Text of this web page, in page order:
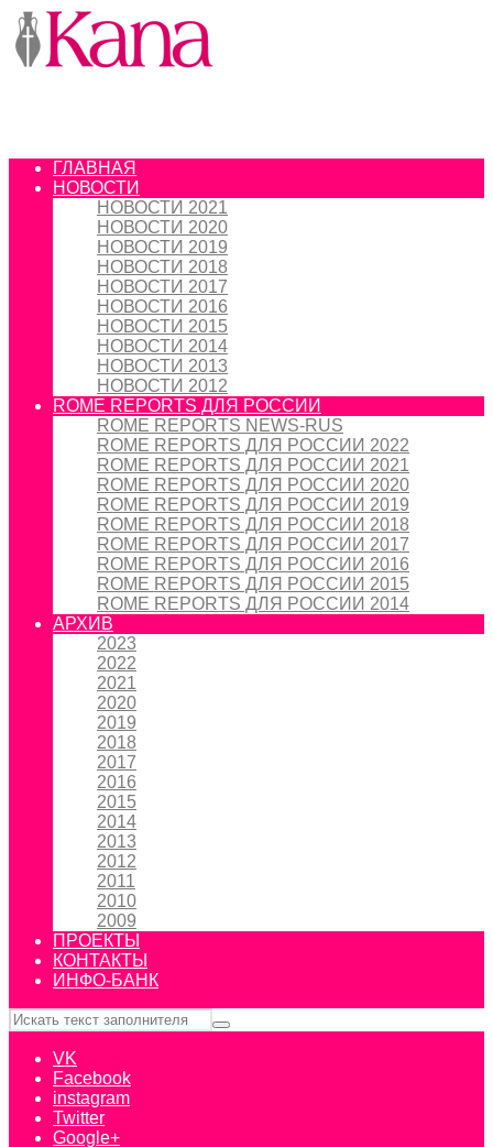
ГЛАВНАЯ
НОВОСТИ
НОВОСТИ 2021
НОВОСТИ 2020
НОВОСТИ 2019
НОВОСТИ 2018
НОВОСТИ 2017
НОВОСТИ 2016
НОВОСТИ 2015
НОВОСТИ 2014
НОВОСТИ 2013
НОВОСТИ 2012
ROME REPORTS ДЛЯ РОССИИ
ROME REPORTS NEWS-RUS
ROME REPORTS ДЛЯ РОССИИ 2022
ROME REPORTS ДЛЯ РОССИИ 2021
ROME REPORTS ДЛЯ РОССИИ 2020
ROME REPORTS ДЛЯ РОССИИ 2019
ROME REPORTS ДЛЯ РОССИИ 2018
ROME REPORTS ДЛЯ РОССИИ 2017
ROME REPORTS ДЛЯ РОССИИ 2016
ROME REPORTS ДЛЯ РОССИИ 2015
ROME REPORTS ДЛЯ РОССИИ 2014
АРХИВ
2023
2022
2021
2020
2019
2018
2017
2016
2015
2014
2013
2012
2011
2010
2009
ПРОЕКТЫ
КОНТАКТЫ
ИНФО-БАНК
VK
Facebook
instagram
Twitter
Google+